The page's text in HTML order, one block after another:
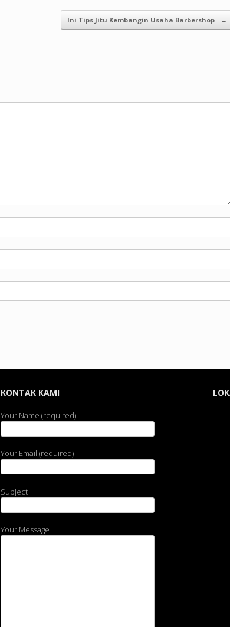
Ini Tips Jitu Kembangin Usaha Barbershop →
KONTAK KAMI
Your Name (required)
Your Email (required)
Subject
Your Message